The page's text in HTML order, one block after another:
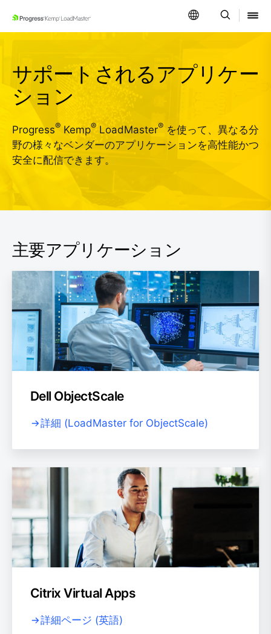
SKIP NAVIGATION
サポートされるアプリケー
ション
Progress® Kemp®LoadMaster® を使って、異なる分
野の様々なベンダーのアプリケーションを高性能かつ
安全に配信できます。
主要アプリケーション
Dell ObjectScale
詳細 (LoadMaster for ObjectScale)
Citrix Virtual Apps
詳細ページ (英語)